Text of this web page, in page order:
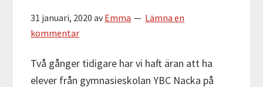
31 januari, 2020 avEmma
Lämna en
kommentar
Två gånger tidigare har vi haft äran att ha
elever från gymnasieskolan YBC Nacka på